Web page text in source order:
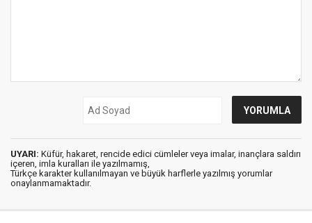
UYARI: Küfür, hakaret, rencide edici cümleler veya imalar, inançlara saldırı
içeren, imla kuralları ile yazılmamış,
Türkçe karakter kullanılmayan ve büyük harflerle yazılmış yorumlar
onaylanmamaktadır.